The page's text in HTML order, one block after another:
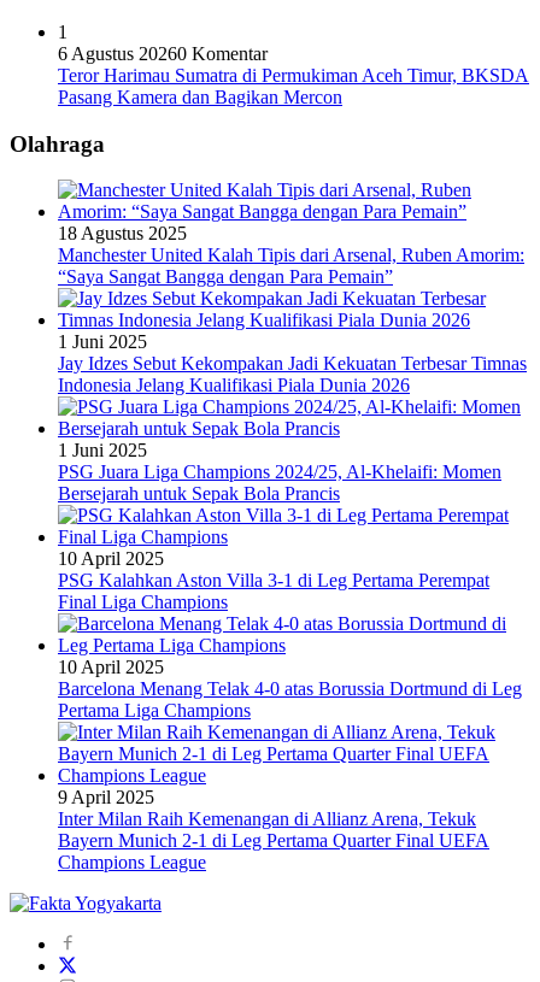
1
6 Agustus 20260 Komentar
Teror Harimau Sumatra di Permukiman Aceh Timur, BKSDA
Pasang Kamera dan Bagikan Mercon
Olahraga
18 Agustus 2025
Manchester United Kalah Tipis dari Arsenal, Ruben Amorim:
“Saya Sangat Bangga dengan Para Pemain”
1 Juni 2025
Jay Idzes Sebut Kekompakan Jadi Kekuatan Terbesar Timnas
Indonesia Jelang Kualifikasi Piala Dunia 2026
1 Juni 2025
PSG Juara Liga Champions 2024/25, Al-Khelaifi: Momen
Bersejarah untuk Sepak Bola Prancis
10 April 2025
PSG Kalahkan Aston Villa 3-1 di Leg Pertama Perempat
Final Liga Champions
10 April 2025
Barcelona Menang Telak 4-0 atas Borussia Dortmund di Leg
Pertama Liga Champions
9 April 2025
Inter Milan Raih Kemenangan di Allianz Arena, Tekuk
Bayern Munich 2-1 di Leg Pertama Quarter Final UEFA
Champions League